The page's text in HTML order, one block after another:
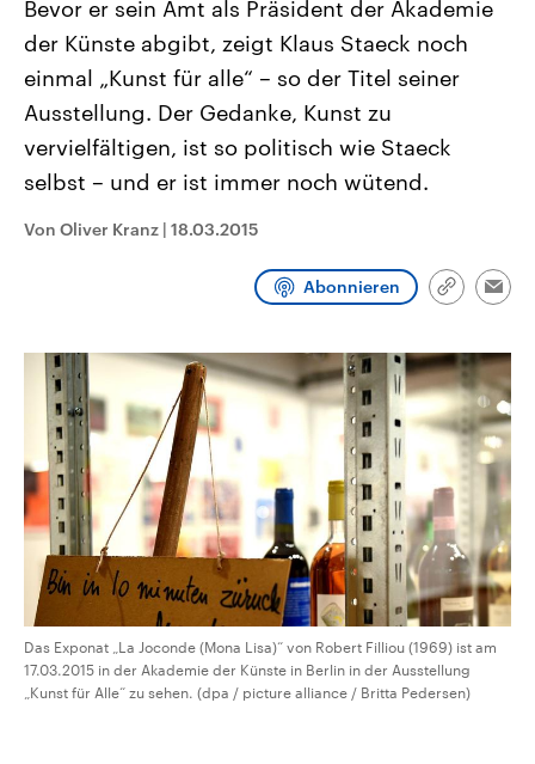
Landtagswahl Sachsen-Anhalt
2026
Alle Informationen
Sachsen-Anhalt wählt am 6.
September 2026 einen neuen
Landtag. Seit 2021 wird das
Bundesland von einer Koalition aus
Umfragen, Prognosen,
Wahlprogramme, aktuelle Berichte
und Kandidaten der anstehenden
USA
Aktuelle Beiträge,
Hintergründe
Wirtschaftlich und
gehören die Vereinigten
den mächtigsten Ländern
mit großem Einfluss auf
Bevor er sein Amt als Präsident der Akademie
der Künste abgibt, zeigt Klaus Staeck noch
einmal „Kunst für alle“ – so der Titel seiner
Ausstellung. Der Gedanke, Kunst zu
vervielfältigen, ist so politisch wie Staeck
selbst – und er ist immer noch wütend.
Von Oliver Kranz | 18.03.2015
Abonnieren
Link
Das Exponat „La Joconde (Mona Lisa)“ von Robert Filliou (1969) ist am
17.03.2015 in der Akademie der Künste in Berlin in der Ausstellung
„Kunst für Alle“ zu sehen. (dpa / picture alliance / Britta Pedersen)